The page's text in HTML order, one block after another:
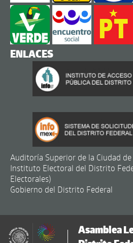
ENLACES
Auditoría Superior de la Ciudad
Instituto Electoral del Distrito
Electorales)
Gobierno del Distrito Federal
Asamblea